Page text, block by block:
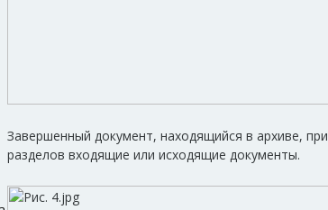
Завершенный документ, находящийся в архиве,
разделов входящие или исходящие документы.